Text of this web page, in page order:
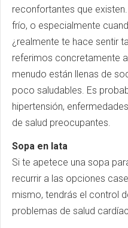
reconfortantes que
frío, o especialmente
¿realmente te hace sentir
referimos concretamente
menudo están llenas de
poco saludables. Es
hipertensión,
de salud preocupantes.
Sopa en lata
Si te apetece una sopa
recurrir a las opciones
mismo, tendrás el control
problemas de salud